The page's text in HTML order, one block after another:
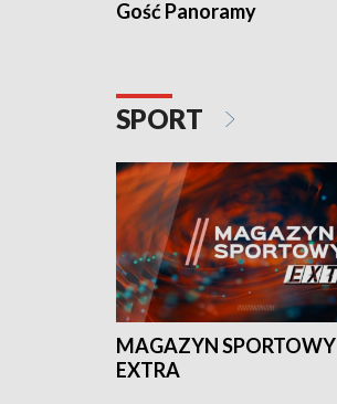
Gość Panoramy
SPORT
MAGAZYN SPORTOWY
EXTRA